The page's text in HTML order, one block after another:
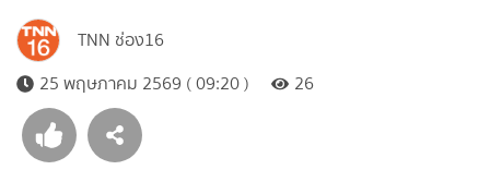
TNN ช่อง16
25 พฤษภาคม 2569 ( 09:20 )
26